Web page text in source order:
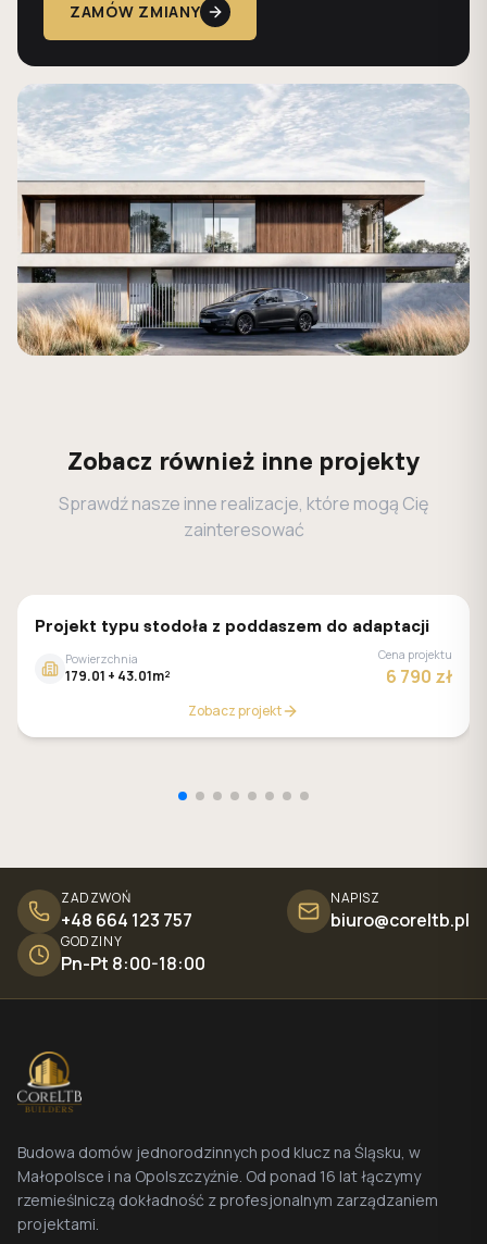
ZAMÓW ZMIANY
Zobacz również inne projekty
Sprawdź nasze inne realizacje, które mogą Cię
zainteresować
Z500
Projekt typu stodoła z poddaszem do adaptacji
Powierzchnia
179.01 + 43.01m²
Cena projektu
6 790 zł
Zobacz projekt
ZADZWOŃ
+48 664 123 757
NAPISZ
biuro@coreltb.pl
GODZINY
Pn-Pt 8:00-18:00
Budowa domów jednorodzinnych pod klucz na Śląsku, w
Małopolsce i na Opolszczyźnie. Od ponad 16 lat łączymy
rzemieślniczą dokładność z profesjonalnym zarządzaniem
projektami.